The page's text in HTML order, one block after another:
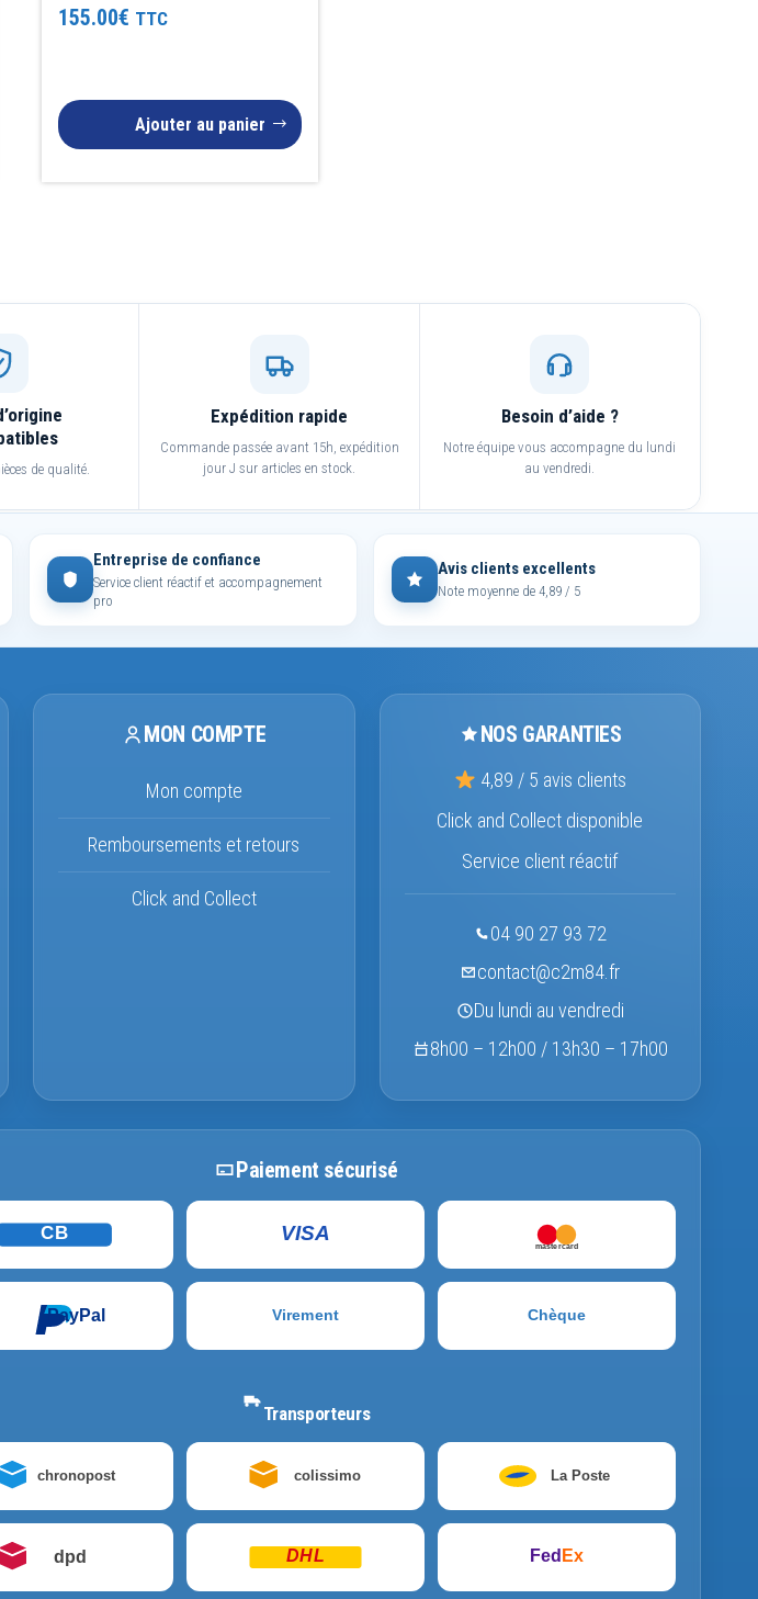
155.00€ TTC
Ajouter au panier
de qualité.
Expédition rapide
Commande passée avant 15h, expédition
jour J sur articles en stock.
Besoin d’aide ?
Notre équipe vous accompagne du lundi
au vendredi.
Entreprise de confiance
Service client réactif et accompagnement
pro
Avis clients excellents
Note moyenne de 4,89 / 5
MON COMPTE
Mon compte
Remboursements et retours
Click and Collect
NOS GARANTIES
4,89 / 5 avis clients
Click and Collect disponible
Service client réactif
04 90 27 93 72
contact@c2m84.fr
Du lundi au vendredi
8h00 – 12h00 / 13h30 – 17h00
Paiement sécurisé
CB VISA
mastercard
PayPal Virement Chèque
Transporteurs
chronopost colissimo La Poste
dpd DHL Fed Ex